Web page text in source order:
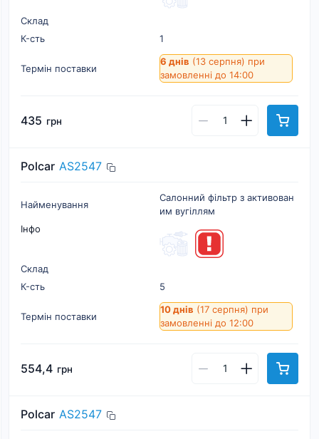
Склад
К-cть
1
Термін поставки
6 днів (13 серпня) при
замовленні до 14:00
435 грн
Polcar AS2547
Найменування
Салонний фільтр з активован
им вугіллям
Інфо
Склад
К-cть
5
Термін поставки
10 днів (17 серпня) при
замовленні до 12:00
554,4 грн
Polcar AS2547